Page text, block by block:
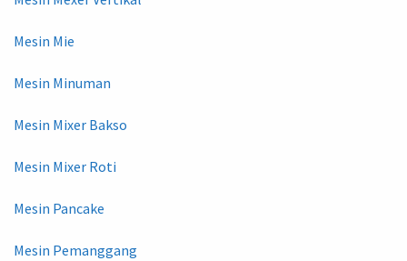
Mesin Mie
Mesin Minuman
Mesin Mixer Bakso
Mesin Mixer Roti
Mesin Pancake
Mesin Pemanggang